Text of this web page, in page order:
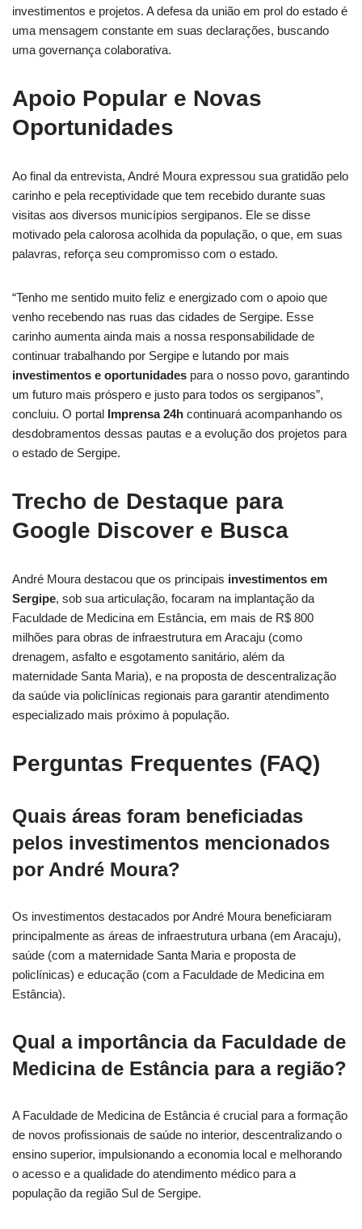
investimentos e projetos. A defesa da união em prol do estado é
uma mensagem constante em suas declarações, buscando
uma governança colaborativa.
Apoio Popular e Novas
Oportunidades
Ao final da entrevista, André Moura expressou sua gratidão pelo
carinho e pela receptividade que tem recebido durante suas
visitas aos diversos municípios sergipanos. Ele se disse
motivado pela calorosa acolhida da população, o que, em suas
palavras, reforça seu compromisso com o estado.
“Tenho me sentido muito feliz e energizado com o apoio que
venho recebendo nas ruas das cidades de Sergipe. Esse
carinho aumenta ainda mais a nossa responsabilidade de
continuar trabalhando por Sergipe e lutando por mais
investimentos e oportunidades para o nosso povo, garantindo
um futuro mais próspero e justo para todos os sergipanos”,
concluiu. O portal Imprensa 24h continuará acompanhando os
desdobramentos dessas pautas e a evolução dos projetos para
o estado de Sergipe.
Trecho de Destaque para
Google Discover e Busca
André Moura destacou que os principais investimentos em
Sergipe, sob sua articulação, focaram na implantação da
Faculdade de Medicina em Estância, em mais de R$ 800
milhões para obras de infraestrutura em Aracaju (como
drenagem, asfalto e esgotamento sanitário, além da
maternidade Santa Maria), e na proposta de descentralização
da saúde via policlínicas regionais para garantir atendimento
especializado mais próximo à população.
Perguntas Frequentes (FAQ)
Quais áreas foram beneficiadas
pelos investimentos mencionados
por André Moura?
Os investimentos destacados por André Moura beneficiaram
principalmente as áreas de infraestrutura urbana (em Aracaju),
saúde (com a maternidade Santa Maria e proposta de
policlínicas) e educação (com a Faculdade de Medicina em
Estância).
Qual a importância da Faculdade de
Medicina de Estância para a região?
A Faculdade de Medicina de Estância é crucial para a formação
de novos profissionais de saúde no interior, descentralizando o
ensino superior, impulsionando a economia local e melhorando
o acesso e a qualidade do atendimento médico para a
população da região Sul de Sergipe.